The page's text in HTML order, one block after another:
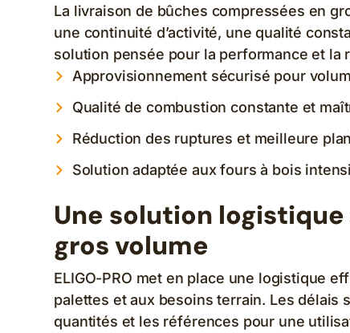
La livraison de bûches compressées en
une continuité d’activité, une qualité
solution pensée pour la performance et la
Approvisionnement sécurisé pour
Qualité de combustion constante et
Réduction des ruptures et meilleure
Solution adaptée aux fours à bois
Une solution
gros volume
ELIGO-PRO met en place une logistique
palettes et aux besoins terrain. Les
quantités et les références pour une